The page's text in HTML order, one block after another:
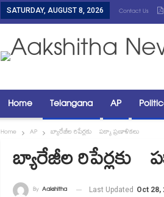
SATURDAY, AUGUST 8, 2026 Contact Us
Home Telangana AP
Home AP బ్యారేజీల రిపేర్లకు పక్కా ప్రణాళికలు
బ్యారేజీల రిపేర్లకు
By Aakshitha Last Updated Oct 28,